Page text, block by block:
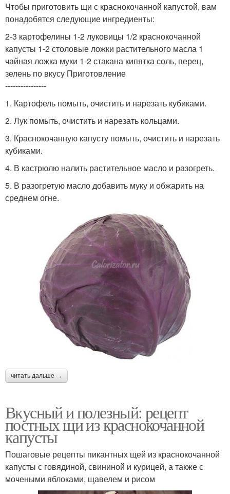
Чтобы приготовить щи с краснокочанной капустой, вам
понадобятся следующие ингредиенты:
2-3 картофелины 1-2 луковицы 1/2 краснокочанной
капусты 1-2 столовые ложки растительного масла 1
чайная ложка муки 1-2 стакана кипятка соль, перец,
зелень по вкусу Приготовление
----------------
1. Картофель помыть, очистить и нарезать кубиками.
2. Лук помыть, очистить и нарезать кольцами.
3. Краснокочанную капусту помыть, очистить и нарезать
кубиками.
4. В кастрюлю налить растительное масло и разогреть.
5. В разогретую масло добавить муку и обжарить на
среднем огне.
читать дальше →
Вкусный и полезный: рецепт
постных щи из краснокочанной
капусты
Пошаговые рецепты пикантных щей из краснокочанной
капусты с говядиной, свининой и курицей, а также с
мочеными яблоками, щавелем и рисом